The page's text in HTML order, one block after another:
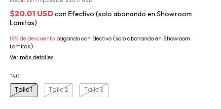
$20.01 USDcon Efectivo (solo abonando en Showroom
Lomitas)
18% de descuento pagando con Efectivo (solo abonando en Showroom
Lomitas)
Ver más detalles
TALLE
Talle 1 Talle 2 Talle 3